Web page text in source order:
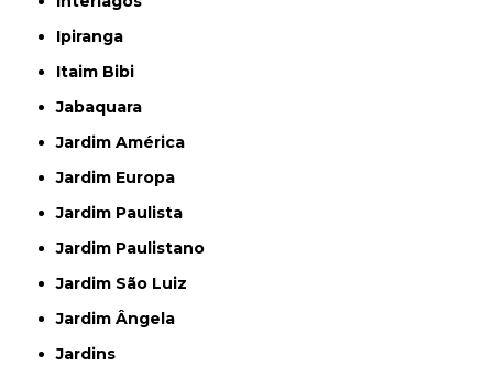
Ipiranga
Itaim Bibi
Jabaquara
Jardim América
Jardim Europa
Jardim Paulista
Jardim Paulistano
Jardim São Luiz
Jardim Ângela
Jardins